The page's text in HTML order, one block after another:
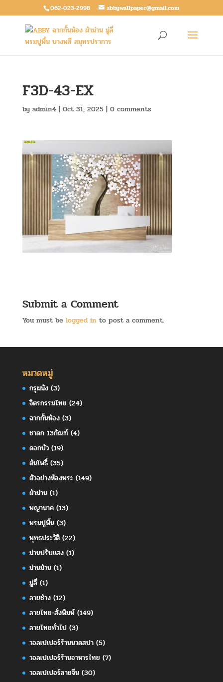
062-023-2998 abbywallpaper@gmail.com
F3D-43-EX
by admin4| Oct 31, 2025| 0 comments
Submit a Comment
You must be logged into post a comment.
หมวดหมู่
กรุผนัง(3)
จิตรกรรมไทย (24)
ฉากกั้นห้อง(3)
ชาดก 13กัณฑ์(4)
ดอกบัว(19)
ต้นโพธิ์(35)
ตัวอย่างห้องพระ(149)
ผ้าม่าน(1)
พญานาค(13)
พรมปูพื้น(3)
พุทธประวัติ(22)
ม่านปรับแสง(1)
ม่านม้วน(1)
มู่ลี่(1)
ลายช้าง(12)
ลายไทย-สั่งพิมพ์(149)
ลายไทยทั่วไป(3)
วอลเปเปอร์ร้านนวดสปา(5)
วอลเปเปอร์ร้านอาหารไทย (7)
วอลเปเปอร์ลายจีน(30)